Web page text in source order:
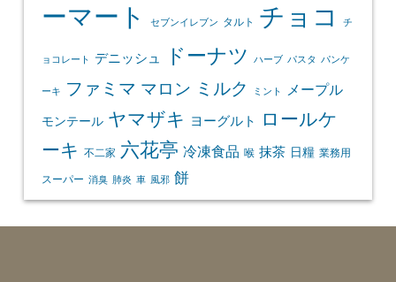
ーマート
セブンイレブン タルト チョコ チ
ョコレート デニッシュ ドーナツ ハーブ パスタ パンケ
ーキ ファミマ マロン ミルク ミント メープル
モンテール ヤマザキ ヨーグルト
ロールケ
ーキ 不二家 六花亭 冷凍食品 喉 抹茶 日糧 業務用
スーパー 消臭 肺炎 車 風邪 餅